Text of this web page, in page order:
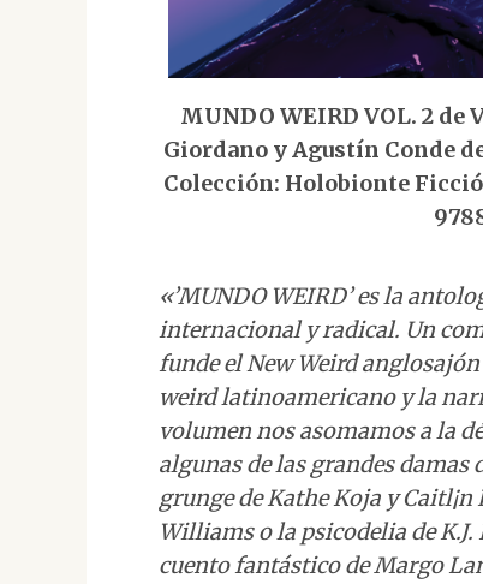
MUNDO WEIRD VOL. 2 de
Giordano y Agustín Conde
Colección: Holobionte
«’MUNDO WEIRD’ es la
internacional y radical. Un
funde el New Weird
weird latinoamericano y la
volumen nos asomamos a la
algunas de las grandes damas
grunge de Kathe Koja y
Williams o la psicodelia de
cuento fantástico de Margo